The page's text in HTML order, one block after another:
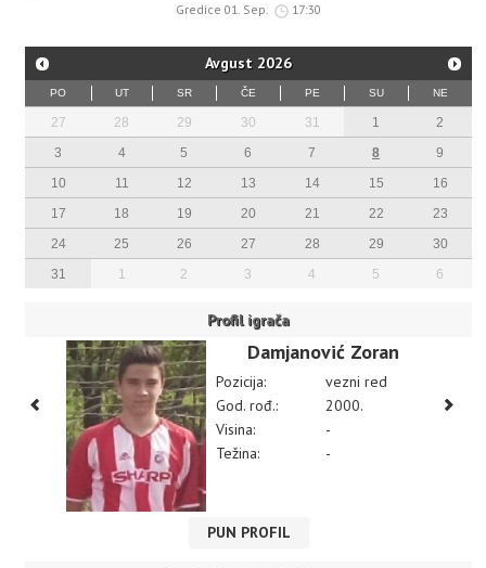
Gredice 01. Sep. 17:30
Avgust 2026
PO UT SR ČE PE SU NE
27 28 29 30 31 1
2
3
4 5 6 7 8
9
10
11 12 13 14 15
16
17
18 19 20 21 22
23
24
25 26 27 28 29
30
31
1 2 3 4 5 6
Profil igrača
Damjanović Zoran
Pozicija:
vezni red
God. rođ.:
2000.
Visina:
-
Težina:
-
PUN PROFIL